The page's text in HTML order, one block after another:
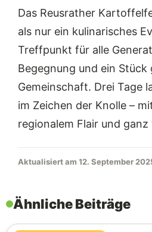
Das Reusrather
als nur ein kulinarisches
Treffpunkt für alle
Begegnung und ein Stück
Gemeinschaft. Drei Tage
im Zeichen der Knolle –
regionalem Flair und ganz
Aktualisiert am 12. September
Ähnliche Beiträge